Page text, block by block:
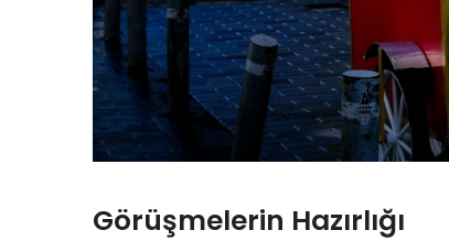
Görüşmelerin Hazırlığı